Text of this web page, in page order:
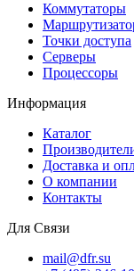
Коммутаторы
Точки доступа
Серверы
Процессоры
Информация
Каталог
Доставка и
О компании
Контакты
Для Связи
mail@dfr.su